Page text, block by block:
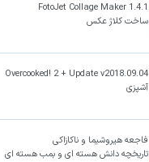
FotoJet Collage Maker 1.4.1
ساخت کلاژ عکس
Overcooked! 2 + Update v2018.09.04
آشپزی
فاجعه هیروشیما و ناکازاکی
تاریخچه دانش هسته ای و بمب هسته ای